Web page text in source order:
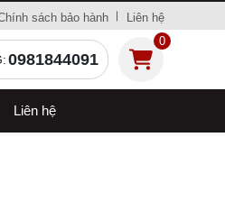
sách bảo hành Liên hệ
0981844091
0
Liên hệ